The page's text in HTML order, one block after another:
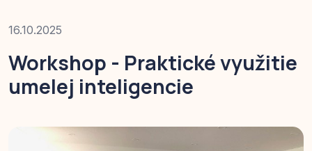
16.10.2025
Workshop - Praktické využitie
umelej inteligencie